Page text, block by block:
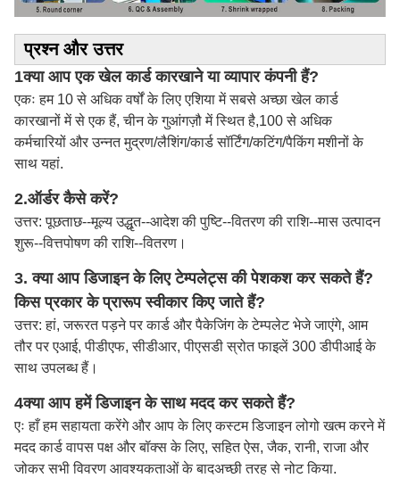
प्रश्न और उत्तर
1क्या आप एक खेल कार्ड कारखाने या व्यापार कंपनी हैं?
एकः हम 10 से अधिक वर्षों के लिए एशिया में सबसे अच्छा खेल कार्ड
कारखानों में से एक हैं, चीन के गुआंगज़ौ में स्थित है,100 से अधिक
कर्मचारियों और उन्नत मुद्रण/लैशिंग/कार्ड सॉर्टिंग/कटिंग/पैकिंग मशीनों के
साथ यहां.
2.ऑर्डर कैसे करें?
उत्तर: पूछताछ--मूल्य उद्धृत--आदेश की पुष्टि--वितरण की राशि--मास उत्पादन
शुरू--वित्तपोषण की राशि--वितरण।
3. क्या आप डिजाइन के लिए टेम्पलेट्स की पेशकश कर सकते हैं?
किस प्रकार के प्रारूप स्वीकार किए जाते हैं?
उत्तर: हां, जरूरत पड़ने पर कार्ड और पैकेजिंग के टेम्पलेट भेजे जाएंगे, आम
तौर पर एआई, पीडीएफ, सीडीआर, पीएसडी स्रोत फाइलें 300 डीपीआई के
साथ उपलब्ध हैं।
4क्या आप हमें डिजाइन के साथ मदद कर सकते हैं?
एः हाँ हम सहायता करेंगे और आप के लिए कस्टम डिजाइन लोगो खत्म करने में
मदद कार्ड वापस पक्ष और बॉक्स के लिए, सहित ऐस, जैक, रानी, राजा और
जोकर सभी विवरण आवश्यकताओं के बादअच्छी तरह से नोट किया.